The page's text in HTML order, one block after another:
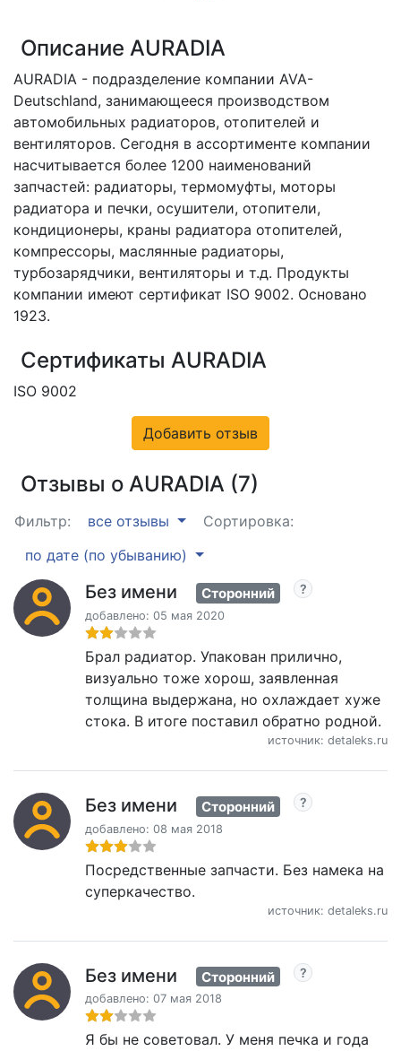
Описание AURADIA
AURADIA - подразделение компании AVA-
Deutschland, занимающееся производством
автомобильных радиаторов, отопителей и
вентиляторов. Сегодня в ассортименте компании
насчитывается более 1200 наименований
запчастей: радиаторы, термомуфты, моторы
радиатора и печки, осушители, отопители,
кондиционеры, краны радиатора отопителей,
компрессоры, маслянные радиаторы,
турбозарядчики, вентиляторы и т.д. Продукты
компании имеют сертификат ISO 9002. Основано
1923.
Сертификаты AURADIA
ISO 9002
Добавить отзыв
Отзывы о AURADIA (7)
Фильтр: все отзывы
Сортировка:
по дате (по убыванию)
Без имени Сторонний
добавлено: 05 мая 2020
Брал радиатор. Упакован прилично,
визуально тоже хорош, заявленная
толщина выдержана, но охлаждает хуже
стока. В итоге поставил обратно родной.
источник: detaleks.ru
Без имени Сторонний
добавлено: 08 мая 2018
Посредственные запчасти. Без намека на
суперкачество.
источник: detaleks.ru
Без имени Сторонний
добавлено: 07 мая 2018
Я бы не советовал. У меня печка и года